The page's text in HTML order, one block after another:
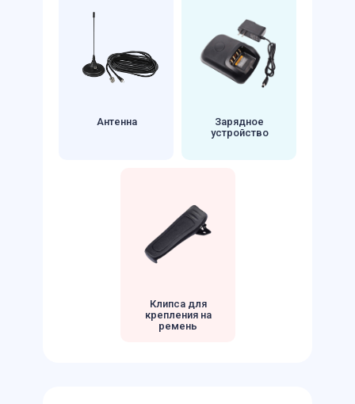
Антенна
Зарядное
устройство
Клипса для
крепления на
ремень